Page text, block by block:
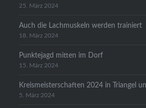
25. März 2024
Auch die Lachmuskeln werden trainiert
18. März 2024
Punktejagd mitten im Dorf
15. März 2024
Kreismeisterschaften 2024 in Triangel
5. März 2024